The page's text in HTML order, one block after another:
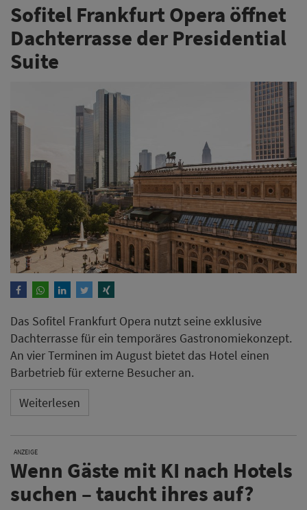
Sofitel Frankfurt Opera öffnet
Dachterrasse der Presidential
Suite
Das Sofitel Frankfurt Opera nutzt seine exklusive
Dachterrasse für ein temporäres Gastronomiekonzept.
An vier Terminen im August bietet das Hotel einen
Barbetrieb für externe Besucher an.
Weiterlesen
ANZEIGE
Wenn Gäste mit KI nach Hotels
suchen – taucht ihres auf?